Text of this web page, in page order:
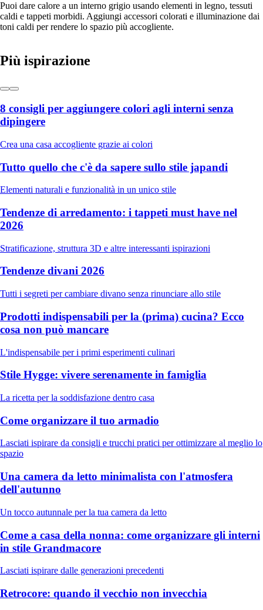
Puoi dare calore a un interno grigio usando elementi in legno, tessuti
caldi e tappeti morbidi. Aggiungi accessori colorati e illuminazione dai
toni caldi per rendere lo spazio più accogliente.
Più ispirazione
8 consigli per aggiungere colori agli interni senza
dipingere
Crea una casa accogliente grazie ai colori
Tutto quello che c'è da sapere sullo stile japandi
Elementi naturali e funzionalità in un unico stile
Tendenze di arredamento: i tappeti must have nel
2026
Stratificazione, struttura 3D e altre interessanti ispirazioni
Tendenze divani 2026
Tutti i segreti per cambiare divano senza rinunciare allo stile
Prodotti indispensabili per la (prima) cucina? Ecco
cosa non può mancare
L'indispensabile per i primi esperimenti culinari
Stile Hygge: vivere serenamente in famiglia
La ricetta per la soddisfazione dentro casa
Come organizzare il tuo armadio
Lasciati ispirare da consigli e trucchi pratici per ottimizzare al meglio lo
spazio
Una camera da letto minimalista con l'atmosfera
dell'autunno
Un tocco autunnale per la tua camera da letto
Come a casa della nonna: come organizzare gli interni
in stile Grandmacore
Lasciati ispirare dalle generazioni precedenti
Retrocore: quando il vecchio non invecchia